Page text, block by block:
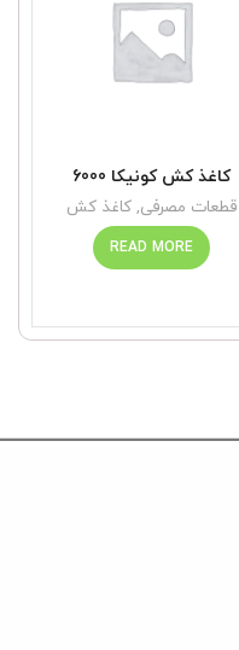
کاغذ کش کونیکا 6000
قطعات مصرفی, کاغذ کش
READ MORE